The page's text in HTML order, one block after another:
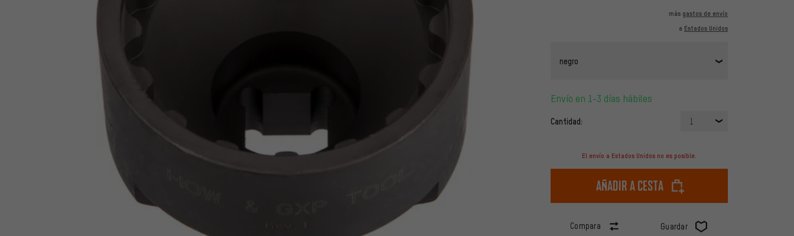
más gastos de envío
a Estados Unidos
negro
Envío en 1-3 días hábiles
Cantidad: 1
El envío a Estados Unidos no es posible.
Añadir a cesta
Compara Guardar